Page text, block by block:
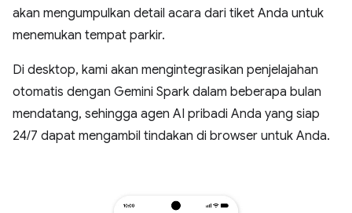
akan mengumpulkan detail acara dari tiket Anda untuk
menemukan tempat parkir.
Di desktop, kami akan mengintegrasikan penjelajahan
otomatis dengan Gemini Spark dalam beberapa bulan
mendatang, sehingga agen AI pribadi Anda yang siap
24/7 dapat mengambil tindakan di browser untuk Anda.